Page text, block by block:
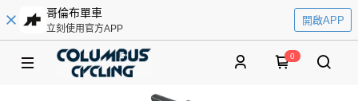
哥倫布單車
立刻使用官方APP
開啟APP
0